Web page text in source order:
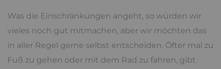
Was die Einschränkungen angeht, so würden wir
vieles noch gut mitmachen, aber wir möchten das
in aller Regel gerne selbst entscheiden. Öfter mal zu
Fuß zu gehen oder mit dem Rad zu fahren, gibt